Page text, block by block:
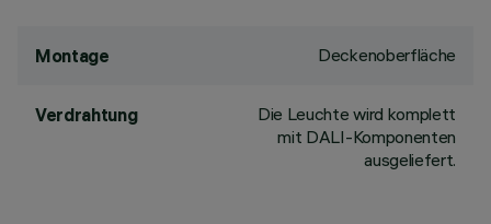
Montage Deckenoberfläche
Verdrahtung
Die Leuchte wird komplett
mit DALI-Komponenten
ausgeliefert.